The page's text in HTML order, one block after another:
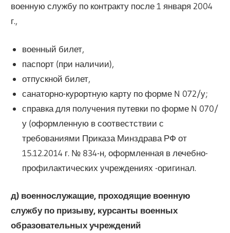
военную службу по контракту после 1 января 2004
г.,
военный билет,
паспорт (при наличии),
отпускной билет,
санаторно-курортную карту по форме N 072/у;
справка для получения путевки по форме N 070/
у (оформленную в соотвестствии с
требованиями Приказа Минздрава РФ от
15.12.2014 г. № 834-н, оформленная в лечебно-
профилактических учреждениях -оригинал.
д) военнослужащие, проходящие военную
службу по призыву, курсанты военных
образовательных учреждений